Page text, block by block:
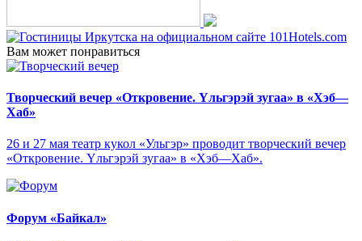
Вам может понравиться
Творческий вечер «Откровение. Yльгэрэй зугаа» в «Хэб—
Хаб»
26 и 27 мая театр кукол «Ульгэр» проводит творческий вечер
«Откровение. Yльгэрэй зугаа» в «Хэб—Хаб».
Форум «Байкал»